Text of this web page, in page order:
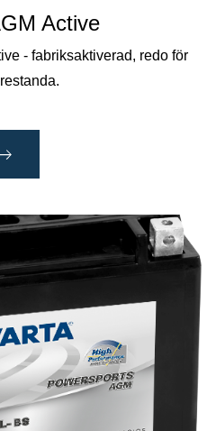
Active
- fabriksaktiverad, redo för